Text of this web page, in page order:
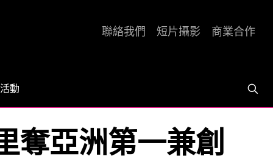
活動
聯絡我們 短片攝影 商業合作
奪亞洲第一兼創